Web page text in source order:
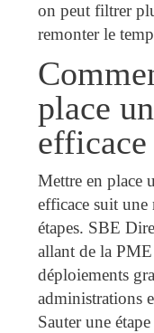
on peut filtrer
remonter le
place
efficace
Mettre en place
efficace suit une
étapes. SBE
allant de la
déploiements
administrations
Sauter une